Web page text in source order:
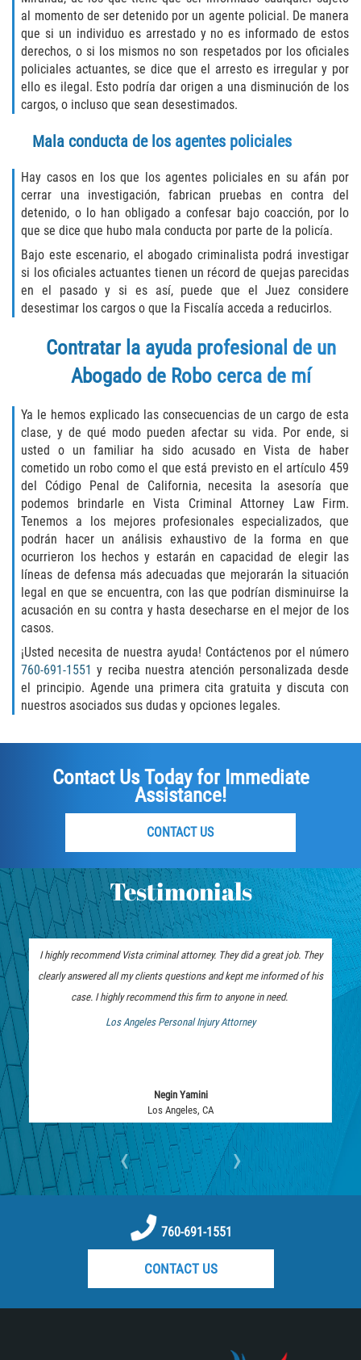
DUI with Drugs
Firearm Crimes
Fraud Crimes
Auto Insurance Fraud
Check Fraud
Credit Card Fraud
Health Care Fraud
Real Estate Fraud
Unemployment Insurance Fraud
Other Crimes
Damaging Phone Lines
Post Conviction Matters
Petition to Vacate Murder Conviction
Record Expungement
Indecent Exposure
Prostitution and Solicitation
Sexual Battery
Statutory Rape
Lewd Acts on a Child
Lewd Conduct in Public
Auto Burglary
Burglary
Embezzlement
Grand Theft
Petty Theft
Receiving Stolen Property
al momento de ser detenido por un agente policial. De manera
que si un individuo es arrestado y no es informado de estos
derechos, o si los mismos no son respetados por los oficiales
policiales actuantes, se dice que el arresto es irregular y por
ello es ilegal. Esto podría dar origen a una disminución de los
cargos, o incluso que sean desestimados.
Mala conducta de los agentes policiales
Hay casos en los que los agentes policiales en su afán por
cerrar una investigación, fabrican pruebas en contra del
detenido, o lo han obligado a confesar bajo coacción, por lo
que se dice que hubo mala conducta por parte de la policía.
Bajo este escenario, el abogado criminalista podrá investigar
si los oficiales actuantes tienen un récord de quejas parecidas
en el pasado y si es así, puede que el Juez considere
desestimar los cargos o que la Fiscalía acceda a reducirlos.
Contratar la ayuda profesional de un
Abogado de Robo cerca de mí
Ya le hemos explicado las consecuencias de un cargo de esta
clase, y de qué modo pueden afectar su vida. Por ende, si
usted o un familiar ha sido acusado en Vista de haber
cometido un robo como el que está previsto en el artículo 459
del Código Penal de California, necesita la asesoría que
podemos brindarle en Vista Criminal Attorney Law Firm.
Tenemos a los mejores profesionales especializados, que
podrán hacer un análisis exhaustivo de la forma en que
ocurrieron los hechos y estarán en capacidad de elegir las
líneas de defensa más adecuadas que mejorarán la situación
legal en que se encuentra, con las que podrían disminuirse la
acusación en su contra y hasta desecharse en el mejor de los
casos.
¡Usted necesita de nuestra ayuda! Contáctenos por el número
760-691-1551 y reciba nuestra atención personalizada desde
el principio. Agende una primera cita gratuita y discuta con
nuestros asociados sus dudas y opciones legales.
Contact Us Today for Immediate
Assistance!
CONTACT US
Testimonials
Attorney
I highly recommend Vista criminal attorney. They did a great job. They
clearly answered all my clients questions and kept me informed of his
case. I highly recommend this firm to anyone in need.
Los Angeles Personal Injury Attorney
Negin Yamini
Los Angeles, CA
‹ ›
760-691-1551
CONTACT US